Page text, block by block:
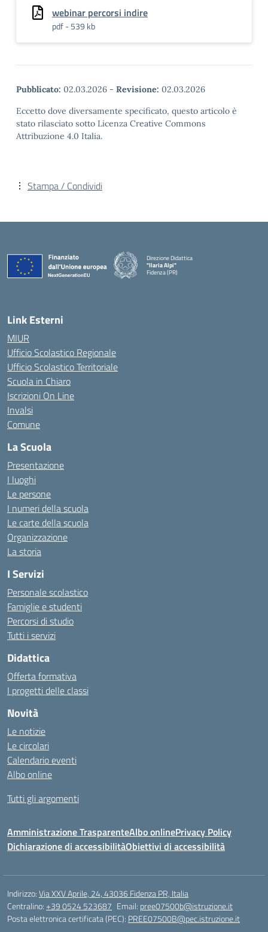
webinar percorsi indire
pdf - 539 kb
Pubblicato: 02.03.2026 - Revisione: 02.03.2026
Eccetto dove diversamente specificato, questo articolo è
stato rilasciato sotto Licenza Creative Commons
Attribuzione 4.0 Italia.
Stampa / Condividi
Direzione Didattica
"Ilaria Alpi"
Fidenza (PR)
Link Esterni
MIUR
Ufficio Scolastico Regionale
Ufficio Scolastico Territoriale
Scuola in Chiaro
Iscrizioni On Line
Invalsi
Comune
La Scuola
Presentazione
I luoghi
Le persone
I numeri della scuola
Le carte della scuola
Organizzazione
La storia
I Servizi
Personale scolastico
Famiglie e studenti
Percorsi di studio
Tutti i servizi
Didattica
Offerta formativa
I progetti delle classi
Novità
Le notizie
Le circolari
Calendario eventi
Albo online
Tutti gli argomenti
Amministrazione TrasparenteAlbo onlinePrivacy Policy
Dichiarazione di accessibilitàObiettivi di accessibilità
Indirizzo:Via XXV Aprile, 24, 43036 Fidenza PR, Italia
Centralino:+39 0524 523687 Email: pree07500b@istruzione.it
Posta elettronica certificata (PEC): PREE07500B@pec.istruzione.it